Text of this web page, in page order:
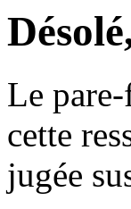
Le
cette
jugée